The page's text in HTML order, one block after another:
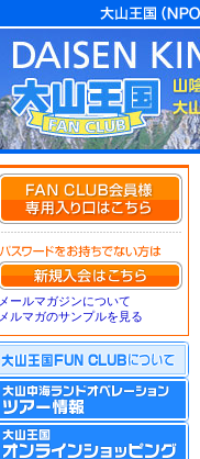
メールマガジンについて
メルマガのサンプルを見る